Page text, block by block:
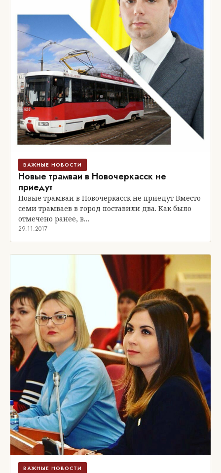
ВАЖНЫЕ НОВОСТИ
Новые трамваи в Новочеркасск не
приедут
Новые трамваи в Новочеркасск не приедут Вместо
семи трамваев в город поставили два. Как было
отмечено ранее, в…
29.11.2017
ВАЖНЫЕ НОВОСТИ